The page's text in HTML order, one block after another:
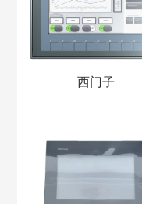
西门子